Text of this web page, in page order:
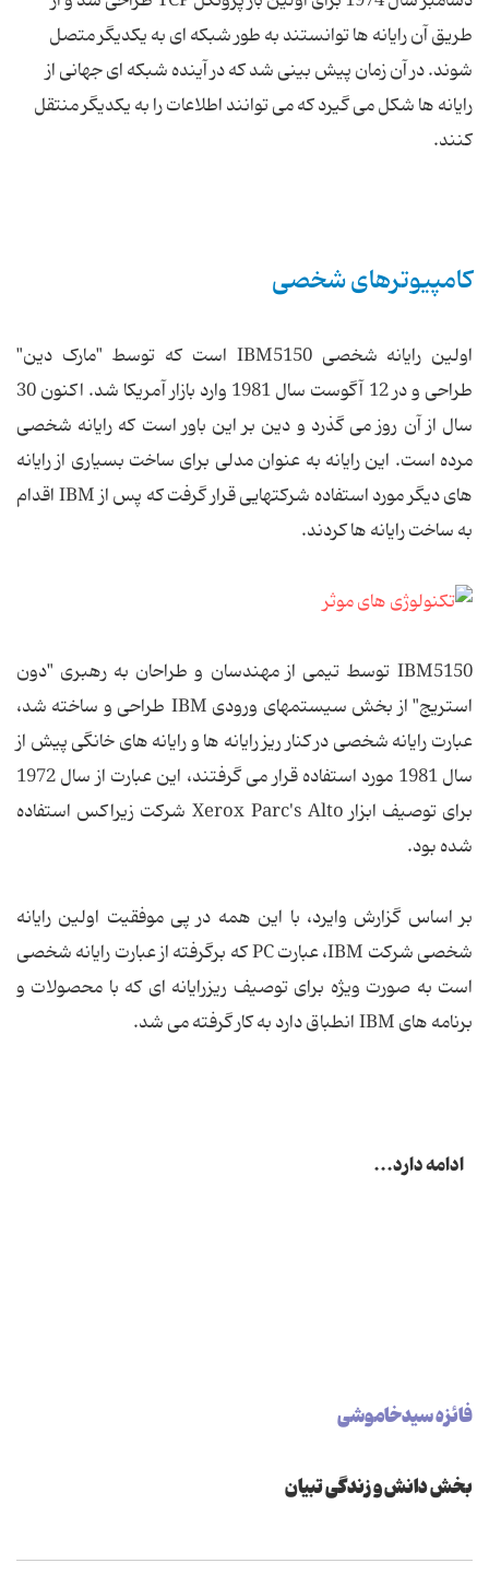
طریق آن رایانه ها توانستند به طور شبکه ای به یکدیگر متصل
شوند. در آن زمان پیش بینی شد که در آینده شبکه ای جهانی از
رایانه ها شکل می گیرد که می توانند اطلاعات را به یکدیگر منتقل
کنند.
کامپیوترهای شخصی
اولین رایانه شخصی IBM5150 است که توسط "مارک دین"
طراحی و در 12 آگوست سال 1981 وارد بازار آمریکا شد. اکنون 30
سال از آن روز می گذرد و دین بر این باور است که رایانه شخصی
مرده است. این رایانه به عنوان مدلی برای ساخت بسیاری از رایانه
های دیگر مورد استفاده شرکتهایی قرار گرفت که پس از IBM اقدام
به ساخت رایانه ها کردند.
IBM5150 توسط تیمی از مهندسان و طراحان به رهبری "دون
استریج" از بخش سیستمهای ورودی IBM طراحی و ساخته شد،
عبارت رایانه شخصی در کنار ریز رایانه ها و رایانه های خانگی پیش از
سال 1981 مورد استفاده قرار می گرفتند، این عبارت از سال 1972
برای توصیف ابزار Xerox Parc's Alto شرکت زیراکس استفاده
شده بود.
بر اساس گزارش وایرد، با این همه در پی موفقیت اولین رایانه
شخصی شرکت IBM، عبارت PC که برگرفته از عبارت رایانه شخصی
است به صورت ویژه برای توصیف ریزرایانه ای که با محصولات و
برنامه های IBM انطباق دارد به کار گرفته می شد.
ادامه دارد...
فائزه سیدخاموشی
بخش دانش و زندگی تبیان